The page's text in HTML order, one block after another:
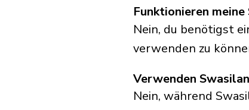
Funktionieren
Nein, du benötigst
verwenden zu
Nein, während
Verwenden